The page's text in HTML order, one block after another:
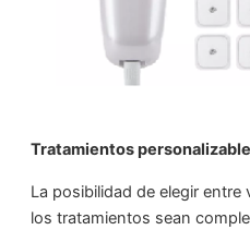
Tratamientos
La posibilidad de elegir
los tratamientos sean